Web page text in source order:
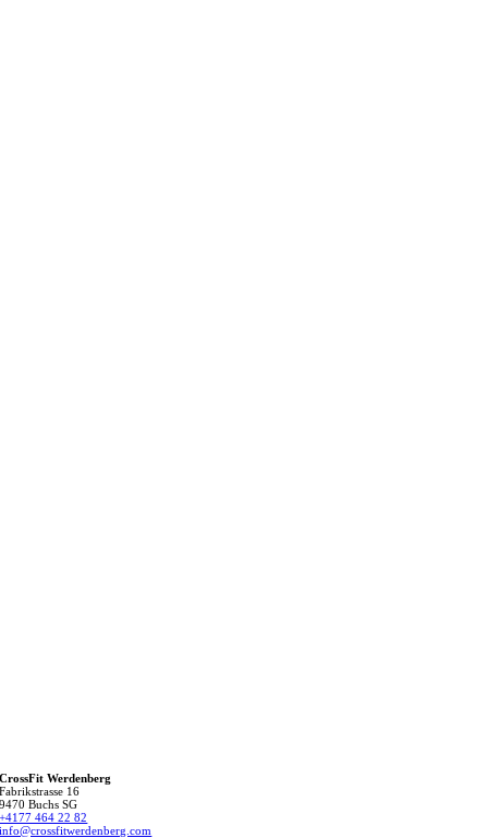
CrossFit Werdenberg
Fabrikstrasse 16
9470 Buchs SG
+4177 464 22 82
info@crossfitwerdenberg.com